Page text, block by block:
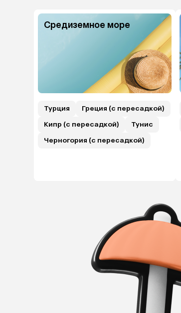
Средиземное море
Турция
Греция (с пересадкой)
Кипр (с пересадкой)
Тунис
Черногория (с пересадкой)